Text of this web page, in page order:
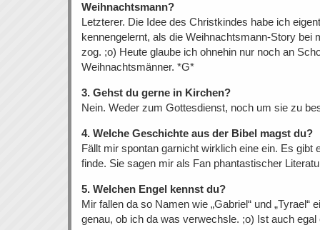
Weihnachtsmann?
Letzterer. Die Idee des Christkindes habe ich
kennengelernt, als die Weihnachtsmann-Story bei
zog. ;o) Heute glaube ich ohnehin nur noch an
Weihnachtsmänner. *G*
3. Gehst du gerne in Kirchen?
Nein. Weder zum Gottesdienst, noch um sie zu
4. Welche Geschichte aus der Bibel magst du?
Fällt mir spontan garnicht wirklich eine ein. Es gibt
finde. Sie sagen mir als Fan phantastischer
5. Welchen Engel kennst du?
Mir fallen da so Namen wie „Gabriel“ und „Tyrael“
genau, ob ich da was verwechsle. ;o) Ist auch egal